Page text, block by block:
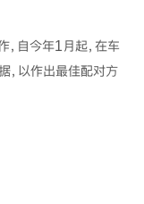
自今年1月起，在车
，以作出最佳配对方